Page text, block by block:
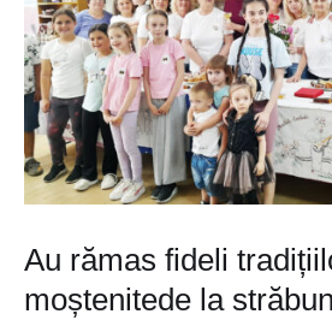
Au rămas fideli
moștenitede la